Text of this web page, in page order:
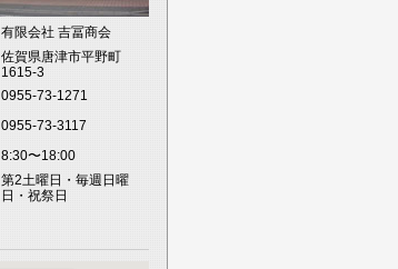
有限会社 吉冨商会
佐賀県唐津市平野町
1615-3
0955-73-1271
0955-73-3117
8:30〜18:00
第2土曜日・毎週日曜
日・祝祭日